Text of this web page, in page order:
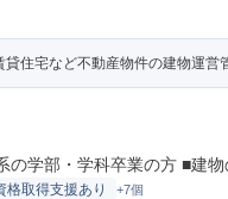
住宅など不動産物件の建物運営
学部・学科卒業の方 ■建物
格取得支援あり +7個